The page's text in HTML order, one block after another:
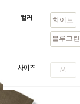
컬러 화이트
블루그린
사이즈 M